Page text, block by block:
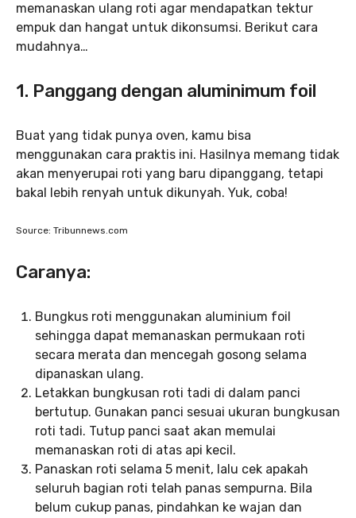
memanaskan ulang roti agar mendapatkan tektur
empuk dan hangat untuk dikonsumsi. Berikut cara
mudahnya…
1. Panggang dengan aluminimum foil
Buat yang tidak punya oven, kamu bisa
menggunakan cara praktis ini. Hasilnya memang tidak
akan menyerupai roti yang baru dipanggang, tetapi
bakal lebih renyah untuk dikunyah. Yuk, coba!
Source: Tribunnews.com
Caranya:
Bungkus roti menggunakan aluminium foil
sehingga dapat memanaskan permukaan roti
secara merata dan mencegah gosong selama
dipanaskan ulang.
Letakkan bungkusan roti tadi di dalam panci
bertutup. Gunakan panci sesuai ukuran bungkusan
roti tadi. Tutup panci saat akan memulai
memanaskan roti di atas api kecil.
Panaskan roti selama 5 menit, lalu cek apakah
seluruh bagian roti telah panas sempurna. Bila
belum cukup panas, pindahkan ke wajan dan